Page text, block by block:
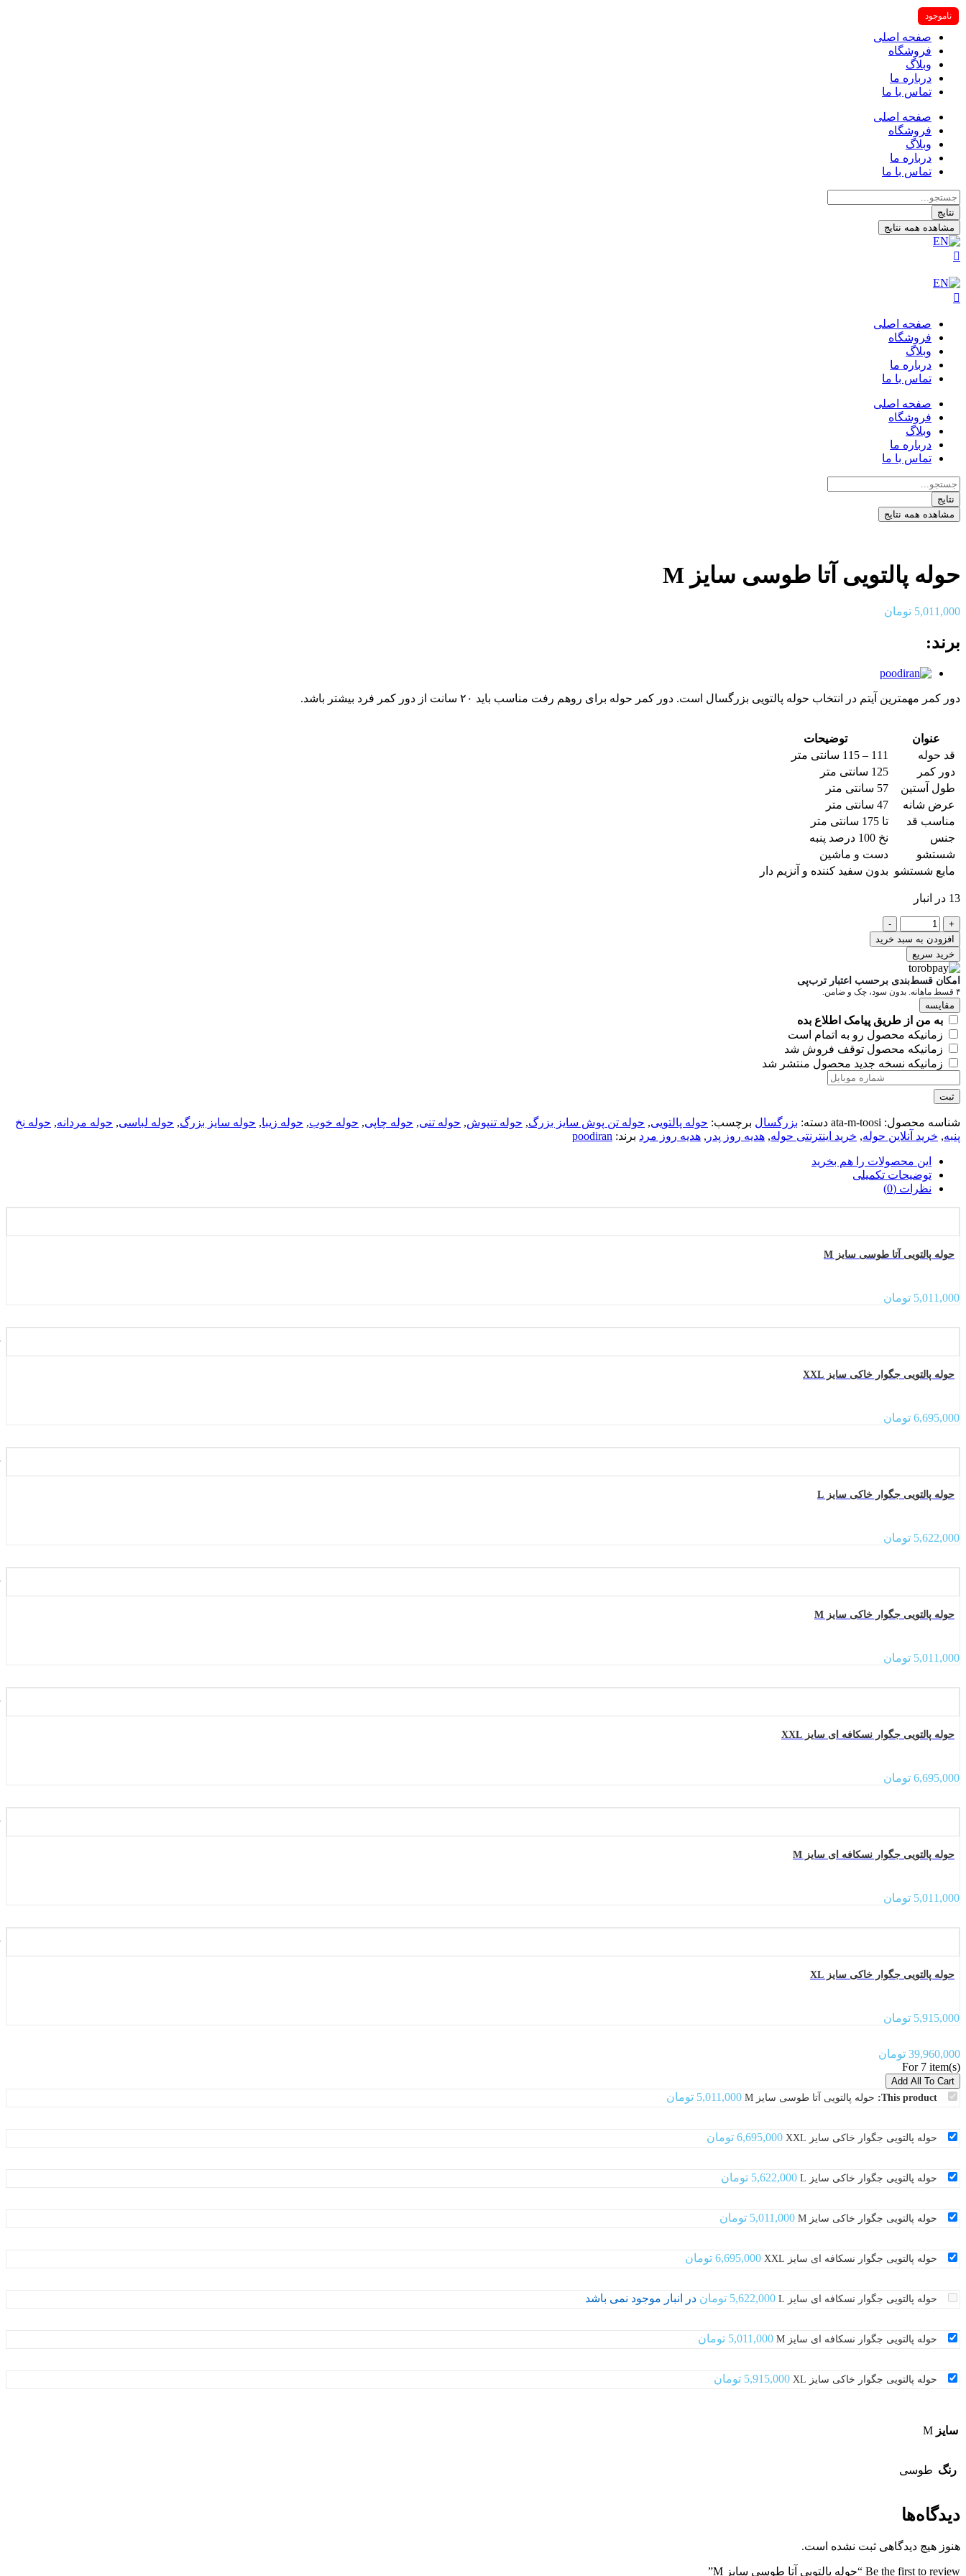
صفحه اصلی
فروشگاه
وبلاگ
درباره ما
تماس با ما
صفحه اصلی
فروشگاه
وبلاگ
درباره ما
تماس با ما
جستجو
...نتایج
مشاهده همه نتایج
صفحه اصلی
فروشگاه
وبلاگ
درباره ما
تماس با ما
صفحه اصلی
فروشگاه
وبلاگ
درباره ما
تماس با ما
جستجو
...نتایج
مشاهده همه نتایج
حوله پالتویی آتا طوسی سایز M
5,011,000 تومان
برند:
دور کمر مهمترین آیتم در انتخاب حوله پالتویی بزرگسال است. دور کمر حوله برای روهم رفت مناسب باید ۲۰ سانت از دور کمر فرد بیشتر باشد.
عنوان
توضیحات
قد حوله
دور کمر
طول آستین
عرض شانه
مناسب قد
تا 175 سانتی متر
جنس
نخ 100 درصد پنبه
شستشو
دست و ماشین
مایع شستشو بدون سفید کننده و آنزیم دار
13 در انبار
+
حوله
پالتویی
آتا
طوسی
سایز
M
عدد
-
افزودن به سبد خرید
خرید سریع
امکان قسط‌بندی برحسب اعتبار ترب‌پی
۴ قسط ماهانه. بدون سود، چک و ضامن.
مقایسه
به من از طریق پیامک اطلاع بده
زمانیکه محصول رو به اتمام است
زمانیکه محصول توقف فروش شد
زمانیکه نسخه جدید محصول منتشر شد
ثبت
شناسه محصول: ata-m-toosi دسته: بزرگسال برچسب: حوله پالتویی, حوله تن پوش سایز بزرگ, حوله تنپوش, حوله تنی, حوله چاپی, حوله خوب, حوله زیبا, حوله سایز بزرگ, حوله لباسی, حوله مردانه, حوله نخ
پنبه, خرید آنلاین حوله, خرید اینترنتی حوله, هدیه روز پدر , هدیه روز مرد برند: poodiran
این محصولات را هم بخرید
توضیحات تکمیلی
نظرات (0)
حوله پالتویی آتا طوسی سایز M
5,011,000 تومان
حوله پالتویی جگوار خاکی سایز XXL
6,695,000 تومان
حوله پالتویی جگوار خاکی سایز L
5,622,000 تومان
حوله پالتویی جگوار خاکی سایز M
5,011,000 تومان
حوله پالتویی جگوار نسکافه ای سایز XXL
6,695,000 تومان
حوله پالتویی جگوار نسکافه ای سایز M
5,011,000 تومان
حوله پالتویی جگوار خاکی سایز XL
5,915,000 تومان
39,960,000 تومان
For 7 item(s)
Add All To Cart
This product:
حوله پالتویی آتا طوسی سایز M 5,011,000 تومان
حوله پالتویی جگوار خاکی سایز XXL 6,695,000 تومان
حوله پالتویی جگوار خاکی سایز L 5,622,000 تومان
حوله پالتویی جگوار خاکی سایز M 5,011,000 تومان
حوله پالتویی جگوار نسکافه ای سایز XXL 6,695,000 تومان
حوله پالتویی جگوار نسکافه ای سایز L 5,622,000 تومان در انبار موجود نمی باشد
حوله پالتویی جگوار نسکافه ای سایز M 5,011,000 تومان
حوله پالتویی جگوار خاکی سایز XL 5,915,000 تومان
سایز M
رنگ طوسی
دیدگاه‌ها
هنوز هیچ دیدگاهی ثبت نشده است.
Be the first to review “حوله پالتویی آتا طوسی سایز M”
ناموجود